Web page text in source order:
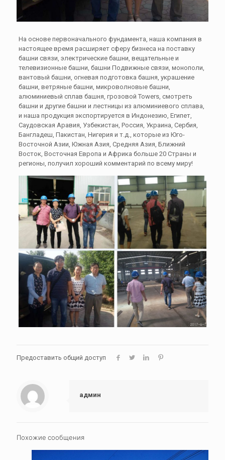
На основе первоначального фундамента, наша компания в
настоящее время расширяет сферу бизнеса на поставку
башни связи, электрические башни, вещательные и
телевизионные башни, башни Подвижные связи, монополи,
вантовый башни, огневая подготовка башня, украшение
башни, ветряные башни, микроволновые башни,
алюминиевый сплав башня, грозовой Towers, смотреть
башни и другие башни и лестницы из алюминиевого сплава,
и наша продукция экспортируется в Индонезию, Египет,
Саудовская Аравия, Узбекистан, Россия, Украина, Сербия,
Бангладеш, Пакистан, Нигерия и т.д., которые из Юго-
Восточной Азии, Южная Азия, Средняя Азия, Ближний
Восток, Восточная Европа и Африка больше 20 Страны и
регионы, получил хороший комментарий по всему миру!
Предоставить общий доступ
админ
Похожие сообщения